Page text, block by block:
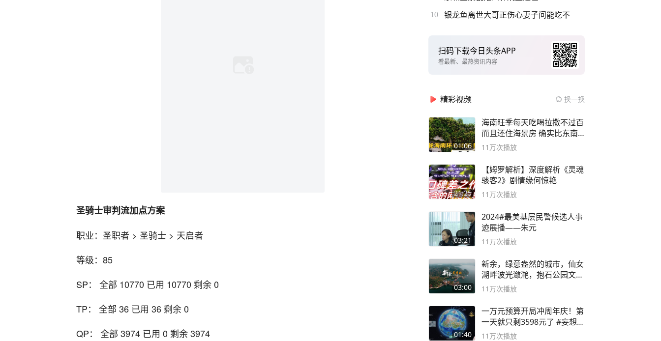
圣骑士审判流加点方案
职业：圣职者 > 圣骑士 > 天启者
等级：85
SP： 全部 10770 已用 10770 剩余 0
TP： 全部 36 已用 36 剩余 0
QP： 全部 3974 已用 0 剩余 3974
10 银龙鱼离世大哥正伤心妻子问能吃不
扫码下载今日头条APP
看最新、最热资讯内容
精彩视频 换一换
01:06
海南旺季每天吃喝拉撒不过百
而且还住海景房 确实比东南
亚合适
11万次播放
21:25
【姆罗解析】深度解析《灵魂
骇客2》剧情缘何惊艳
11万次播放
03:21
2024#最美基层民警候选人事
迹展播——朱元
11万次播放
03:00
新余，绿意盎然的城市，仙女
湖畔波光潋滟，抱石公园文化
深邃……
11万次播放
01:40
一万元预算开局冲周年庆！第
一天就只剩3598元了 #妄想山
海
11万次播放